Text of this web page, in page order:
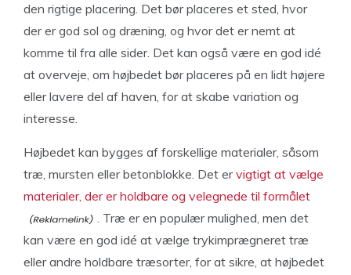
den rigtige placering. Det bør placeres et sted, hvor
der er god sol og dræning, og hvor det er nemt at
komme til fra alle sider. Det kan også være en god idé
at overveje, om højbedet bør placeres på en lidt højere
eller lavere del af haven, for at skabe variation og
interesse.
Højbedet kan bygges af forskellige materialer, såsom
træ, mursten eller betonblokke. Det ervigtigt at vælge
materialer, der er holdbare og velegnede til formålet
. Træ er en populær mulighed, men det
kan være en god idé at vælge trykimprægneret træ
eller andre holdbare træsorter, for at sikre, at højbedet